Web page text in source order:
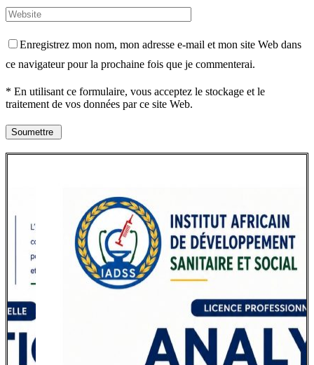
Enregistrez mon nom, mon adresse e-mail et mon site Web dans
ce navigateur pour la prochaine fois que je commenterai.
* En utilisant ce formulaire, vous acceptez le stockage et le
traitement de vos données par ce site Web.